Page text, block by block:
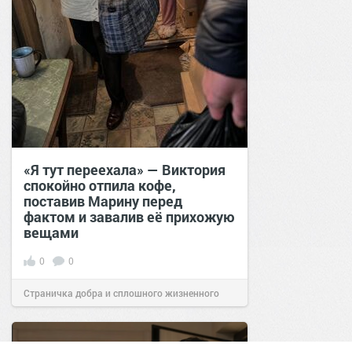
«Я тут переехала» — Виктория
спокойно отпила кофе,
поставив Марину перед
фактом и завалив её прихожую
вещами
0 0
Страничка добра и сплошного жизненного
позитива!19:38Сегодня